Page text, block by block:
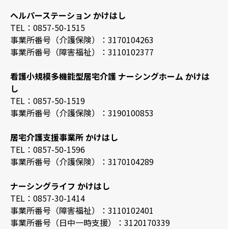
ヘルパーステーション かけはし
TEL：0857-50-1515
事業所番号（介護保険）：3170104263
事業所番号（障害福祉）：3110102377
看護小規模多機能型居宅介護 ナーシングホーム かけは
し
TEL：0857-50-1519
事業所番号（介護保険）：3190100853
居宅介護支援事業所 かけはし
TEL：0857-50-1596
事業所番号（介護保険）：3170104289
ナーシングライフ かけはし
TEL：0857-30-1414
事業所番号（障害福祉）：3110102401
事業所番号（日中一時支援）：3120170339